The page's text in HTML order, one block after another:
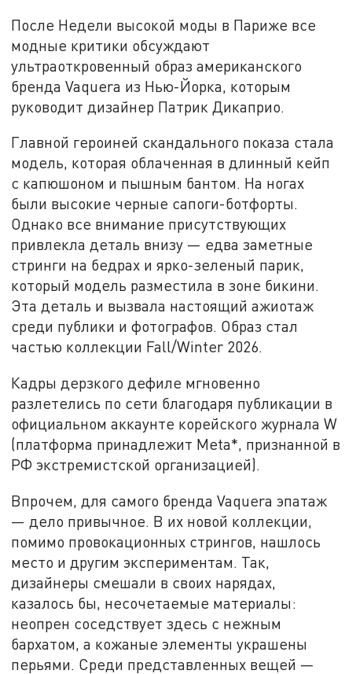
После Недели высокой моды в Париже все
модные критики обсуждают
ультраоткровенный образ американского
бренда Vaquera из Нью-Йорка, которым
руководит дизайнер Патрик Дикаприо.
Главной героиней скандального показа стала
модель, которая облаченная в длинный кейп
с капюшоном и пышным бантом. На ногах
были высокие черные сапоги-ботфорты.
Однако все внимание присутствующих
привлекла деталь внизу — едва заметные
стринги на бедрах и ярко-зеленый парик,
который модель разместила в зоне бикини.
Эта деталь и вызвала настоящий ажиотаж
среди публики и фотографов. Образ стал
частью коллекции Fall/Winter 2026.
Кадры дерзкого дефиле мгновенно
разлетелись по сети благодаря публикации в
официальном аккаунте корейского журнала W
(платформа принадлежит Meta*, признанной в
РФ экстремистской организацией).
Впрочем, для самого бренда Vaquera эпатаж
— дело привычное. В их новой коллекции,
помимо провокационных стрингов, нашлось
место и другим экспериментам. Так,
дизайнеры смешали в своих нарядах,
казалось бы, несочетаемые материалы:
неопрен соседствует здесь с нежным
бархатом, а кожаные элементы украшены
перьями. Среди представленных вещей —